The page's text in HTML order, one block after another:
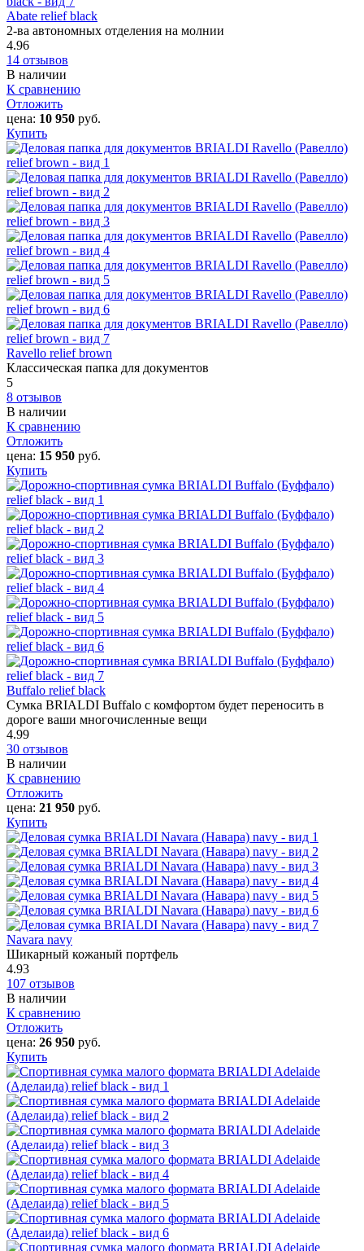
Abate relief black
2-ва автономных отделения на молнии
4.96
14 отзывов
В наличии
К сравнению
Отложить
цена: 10 950 руб.
Купить
Ravello relief brown
Классическая папка для документов
5
8 отзывов
В наличии
К сравнению
Отложить
цена: 15 950 руб.
Купить
Buffalo relief black
Сумка BRIALDI Buffalo с комфортом будет переносить в
дороге ваши многочисленные вещи
4.99
30 отзывов
В наличии
К сравнению
Отложить
цена: 21 950 руб.
Купить
Navara navy
Шикарный кожаный портфель
4.93
107 отзывов
В наличии
К сравнению
Отложить
цена: 26 950 руб.
Купить